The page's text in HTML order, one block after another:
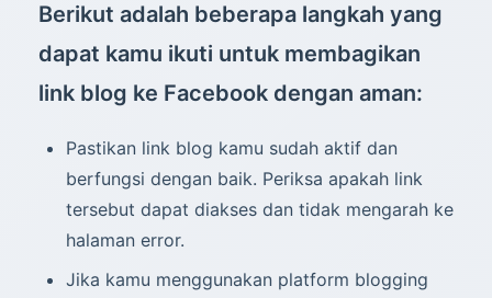
Berikut adalah beberapa langkah yang
dapat kamu ikuti untuk membagikan
link blog ke Facebook dengan aman:
Pastikan link blog kamu sudah aktif dan
berfungsi dengan baik. Periksa apakah link
tersebut dapat diakses dan tidak mengarah ke
halaman error.
Jika kamu menggunakan platform blogging